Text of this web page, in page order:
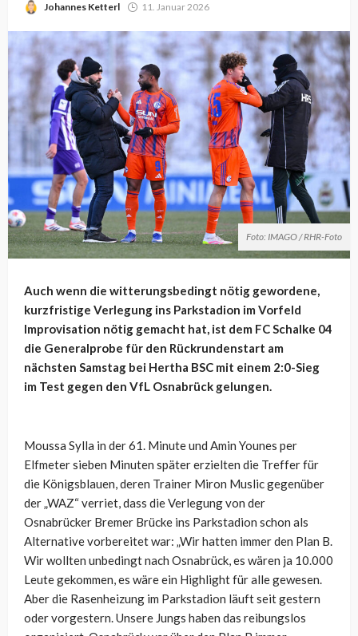
Johannes Ketterl 11. Januar 2026
Foto: IMAGO / RHR-Foto
Auch wenn die witterungsbedingt nötig gewordene,
kurzfristige Verlegung ins Parkstadion im Vorfeld
Improvisation nötig gemacht hat, ist dem FC Schalke 04
die Generalprobe für den Rückrundenstart am
nächsten Samstag bei Hertha BSC mit einem 2:0-Sieg
im Test gegen den VfL Osnabrück gelungen.
Moussa Sylla in der 61. Minute und Amin Younes per
Elfmeter sieben Minuten später erzielten die Treffer für
die Königsblauen, deren Trainer Miron Muslic gegenüber
der „WAZ“ verriet, dass die Verlegung von der
Osnabrücker Bremer Brücke ins Parkstadion schon als
Alternative vorbereitet war: „Wir hatten immer den Plan B.
Wir wollten unbedingt nach Osnabrück, es wären ja 10.000
Leute gekommen, es wäre ein Highlight für alle gewesen.
Aber die Rasenheizung im Parkstadion läuft seit gestern
oder vorgestern. Unsere Jungs haben das reibungslos